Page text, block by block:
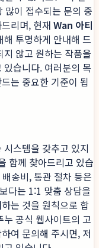
이 접수되는 문의 중
리며, 현재 Wan 아티
해 투명하게 안내해 드
않고 원하는 작품을
습니다. 여러분의 목
는 중요한 기준이 됩
스템을 갖추고 있지
함께 찾아드리고 있습
송비, 통관 절차 등은
다는 1:1 맞춤 상담을
는 것을 원칙으로 합
공식 웹사이트의 고
여 문의해 주시면, 저